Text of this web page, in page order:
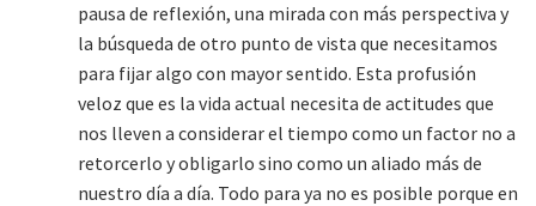
pausa de reflexión, una mirada con más perspectiva y
la búsqueda de otro punto de vista que necesitamos
para fijar algo con mayor sentido. Esta profusión
veloz que es la vida actual necesita de actitudes que
nos lleven a considerar el tiempo como un factor no a
retorcerlo y obligarlo sino como un aliado más de
nuestro día a día. Todo para ya no es posible porque en